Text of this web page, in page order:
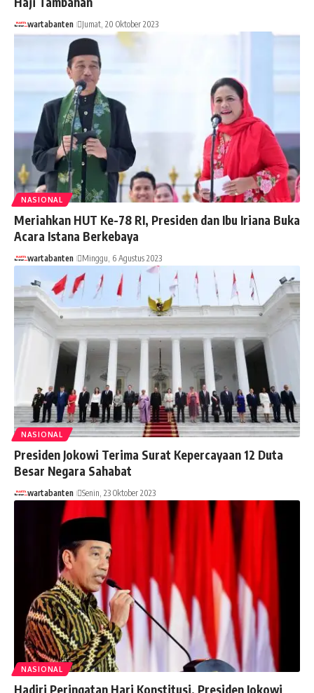
wartabanten Jumat, 20 Oktober 2023
NASIONAL
Meriahkan HUT Ke-78 RI, Presiden dan Ibu Iriana Buka
Acara Istana Berkebaya
wartabanten Minggu, 6 Agustus 2023
NASIONAL
Presiden Jokowi Terima Surat Kepercayaan 12 Duta
Besar Negara Sahabat
wartabanten Senin, 23 Oktober 2023
NASIONAL
Hadiri Peringatan Hari Konstitusi, Presiden Jokowi